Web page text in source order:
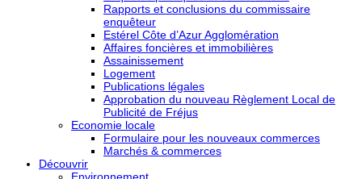
Rapports et conclusions du commissaire
enquêteur
Estérel Côte d’Azur Agglomération
Affaires foncières et immobilières
Assainissement
Logement
Publications légales
Approbation du nouveau Règlement Local de
Publicité de Fréjus
Economie locale
Formulaire pour les nouveaux commerces
Marchés & commerces
Découvrir